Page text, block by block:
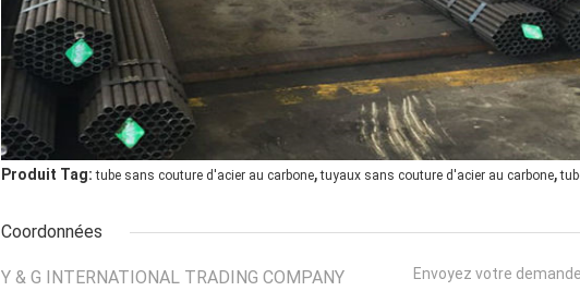
Produit Tag: tube sans couture d'acier au carbone, tuyaux sans couture d'acier au carbone,
Coordonnées
Y & G INTERNATIONAL TRADING COMPANY
Envoyez votre